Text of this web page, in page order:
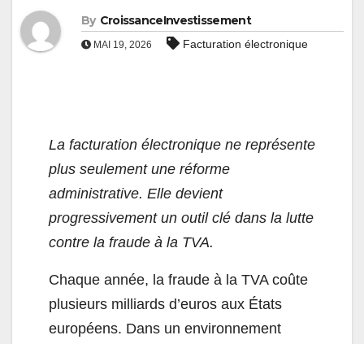
By CroissanceInvestissement
MAI 19, 2026 Facturation électronique
La facturation électronique ne représente
plus seulement une réforme
administrative. Elle devient
progressivement un outil clé dans la lutte
contre la fraude à la TVA.
Chaque année, la fraude à la TVA coûte
plusieurs milliards d’euros aux États
européens. Dans un environnement